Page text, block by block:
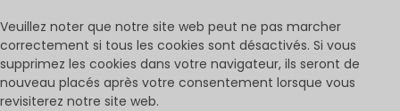
Veuillez noter que notre site web peut ne pas marcher
correctement si tous les cookies sont désactivés. Si vous
supprimez les cookies dans votre navigateur, ils seront de
nouveau placés après votre consentement lorsque vous
revisiterez notre site web.